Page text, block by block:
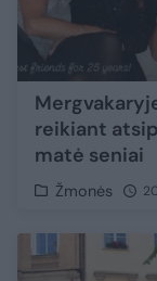
reikiant
matė seniai
Žmonės